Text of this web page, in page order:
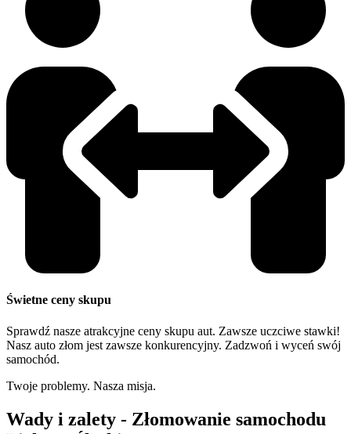
Świetne ceny skupu
Sprawdź nasze atrakcyjne ceny skupu aut. Zawsze uczciwe stawki!
Nasz auto złom jest zawsze konkurencyjny. Zadzwoń i wyceń swój
samochód.
Twoje problemy. Nasza misja.
Wady i zalety - Złomowanie samochodu